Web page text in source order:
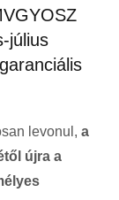
július
levonul, a
újra a